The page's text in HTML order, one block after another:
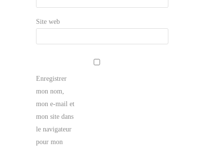
Site web
Enregistrer
mon nom,
mon e-mail et
mon site dans
le navigateur
pour mon